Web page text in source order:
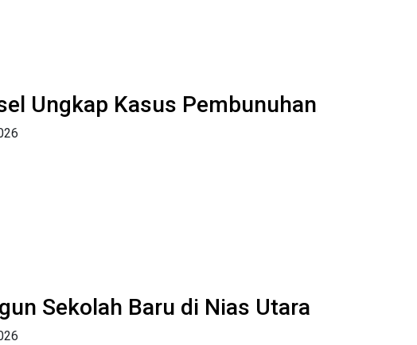
Ungkap Kasus Pembunuhan
Sekolah Baru di Nias Utara